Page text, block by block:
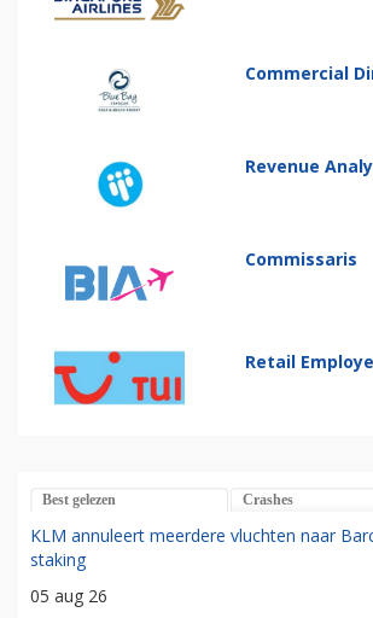
Commercial
Revenue
Commissaris
Retail
Best gelezen Crashes
KLM annuleert meerdere vluchten naar
staking
05 aug 26